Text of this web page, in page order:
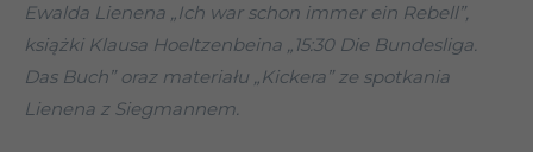
Ewalda Lienena „Ich war schon immer ein Rebell”,
książki Klausa Hoeltzenbeina „15:30 Die Bundesliga.
Das Buch” oraz materiału „Kickera” ze spotkania
Lienena z Siegmannem.